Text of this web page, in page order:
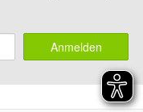
Anmelden